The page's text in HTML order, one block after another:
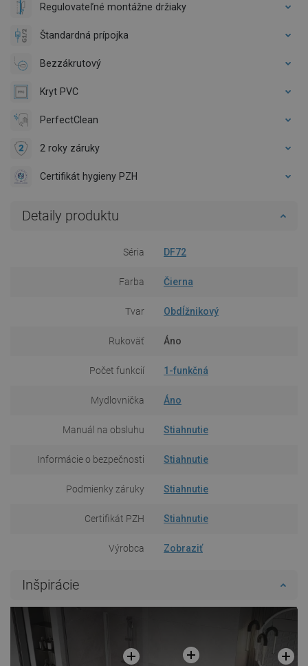
Regulovateľné montážne držiaky
Štandardná prípojka
Bezzákrutový
Kryt PVC
PerfectClean
2 roky záruky
Certifikát hygieny PZH
Detaily produktu
Séria DF72
Farba Čierna
Tvar Obdĺžnikový
Rukoväť Áno
Počet funkcií 1-funkčná
Mydlovnička Áno
Manuál na obsluhu Stiahnutie
Informácie o bezpečnosti Stiahnutie
Podmienky záruky Stiahnutie
Certifikát PZH Stiahnutie
Výrobca Zobraziť
Inšpirácie